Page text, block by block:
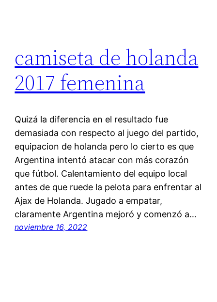
camiseta de holanda
2017 femenina
Quizá la diferencia en el resultado fue
demasiada con respecto al juego del partido,
equipacion de holanda pero lo cierto es que
Argentina intentó atacar con más corazón
que fútbol. Calentamiento del equipo local
antes de que ruede la pelota para enfrentar al
Ajax de Holanda. Jugado a empatar,
claramente Argentina mejoró y comenzó a…
noviembre 16, 2022